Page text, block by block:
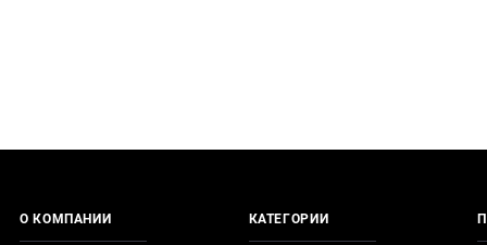
О КОМПАНИИ КАТЕГОРИИ